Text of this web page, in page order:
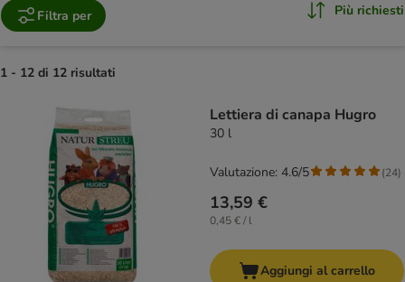
Filtra per Più richiesti
1 - 12 di 12 risultati
Lettiera di canapa Hugro
30 l
13,59 €
0,45 € / l
Valutazione: 4.6/5 (24)
Aggiungi al carrello